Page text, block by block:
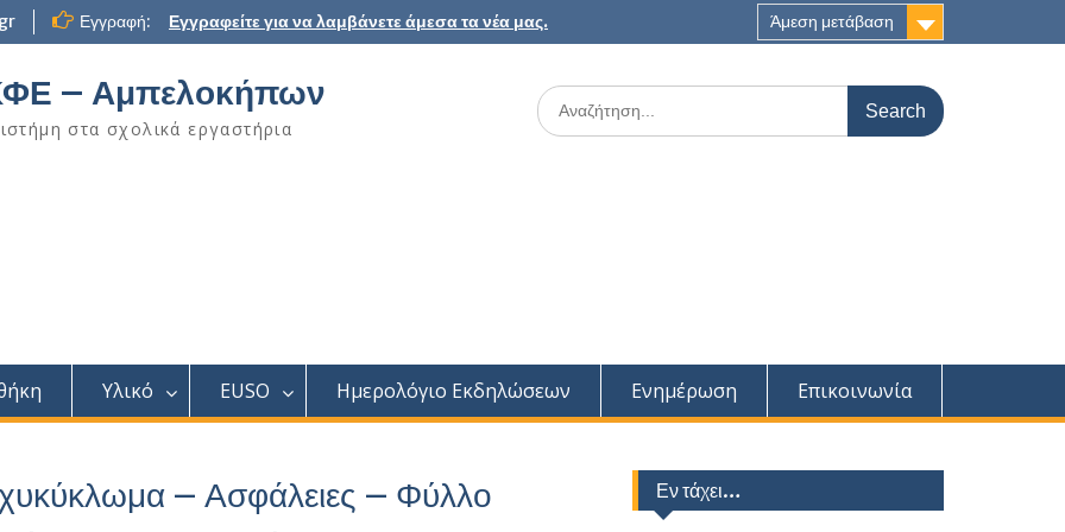
Εγγραφή: Εγγραφείτε για να λαμβάνετε άμεσα τα νέα μας. Άμεση μετάβαση
– Αμπελοκήπων
στα σχολικά εργαστήρια
Search
for:
Υλικό EUSO Ημερολόγιο Εκδηλώσεων Ενημέρωση Επικοινωνία
– Ασφάλειες – Φύλλο
Εν τάχει…